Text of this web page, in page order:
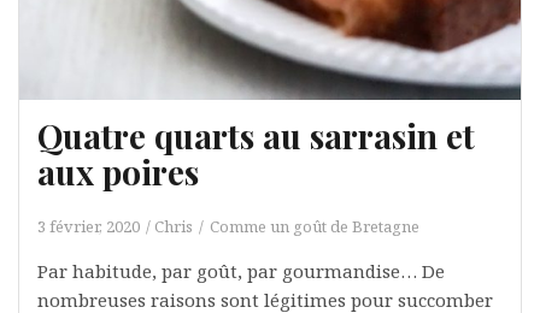
Quatre quarts au sarrasin et
aux poires
3 février, 2020 Chris Comme un goût de Bretagne
Par habitude, par goût, par gourmandise… De
nombreuses raisons sont légitimes pour succomber